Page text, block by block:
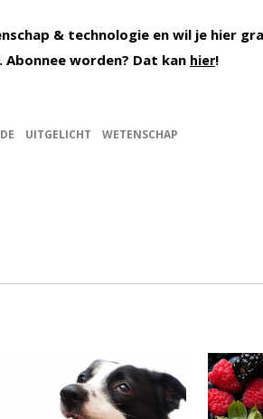
& technologie en wil je hier
Abonnee worden? Dat kan hier!
UITGELICHT WETENSCHAP